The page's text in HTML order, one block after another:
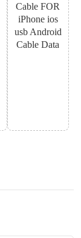
Cable FOR
iPhone ios
usb Android
Cable Data